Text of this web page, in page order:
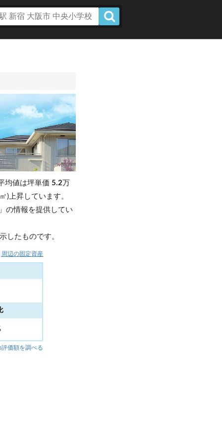
均値は坪単価5.2 万
)上昇しています。
の情報を提供してい
したものです。
周辺の固定資産
価額を調べる